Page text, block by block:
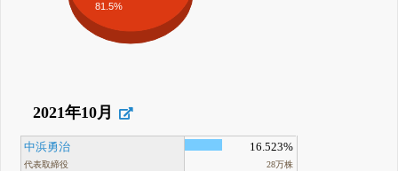
81.5%
2021年10月
中浜勇治
代表取締役
16.523%
28万株